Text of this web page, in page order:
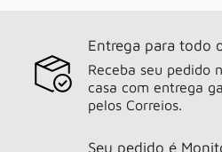
Entrega para todo
Receba seu pedido
casa com entrega
pelos Correios.
Seu pedido é